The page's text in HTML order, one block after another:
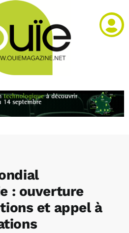
: ouverture
et appel à